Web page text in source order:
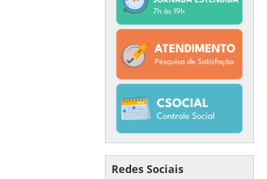
Redes Sociais